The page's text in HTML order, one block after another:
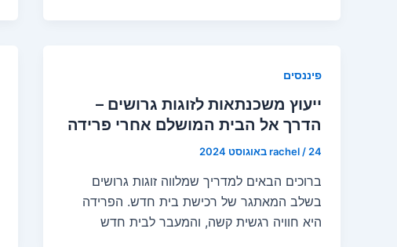
פיננסים
ייעוץ משכנתאות לזוגות גרושים –
הדרך אל הבית המושלם אחרי פרידה
rachel/24 באוגוסט 2024
ברוכים הבאים למדריך שמלווה זוגות גרושים
בשלב המאתגר של רכישת בית חדש. הפרידה
היא חוויה רגשית קשה, והמעבר לבית חדש